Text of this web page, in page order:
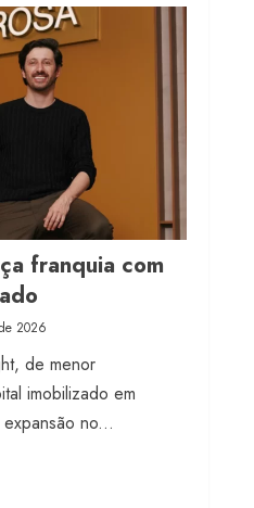
testa passaporte
na moda nacional
agosto de 2026
Rosa lança
com estoque
agosto de 2026
franquia com
2026
de menor
imobilizado em
no...